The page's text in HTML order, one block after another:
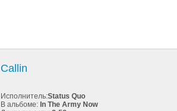
Callin
Исполнитель:Status Quo
В альбоме: In The Army Now